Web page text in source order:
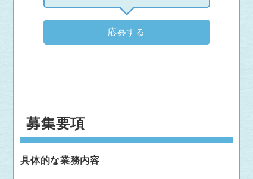
応募する
募集要項
具体的な業務内容